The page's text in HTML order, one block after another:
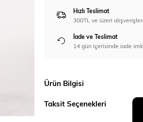
Hızlı Teslimat
300TL ve üzeri
İade ve Teslimat
14 gün içerisinde iade
Ürün Bilgisi
Taksit Seçenekleri